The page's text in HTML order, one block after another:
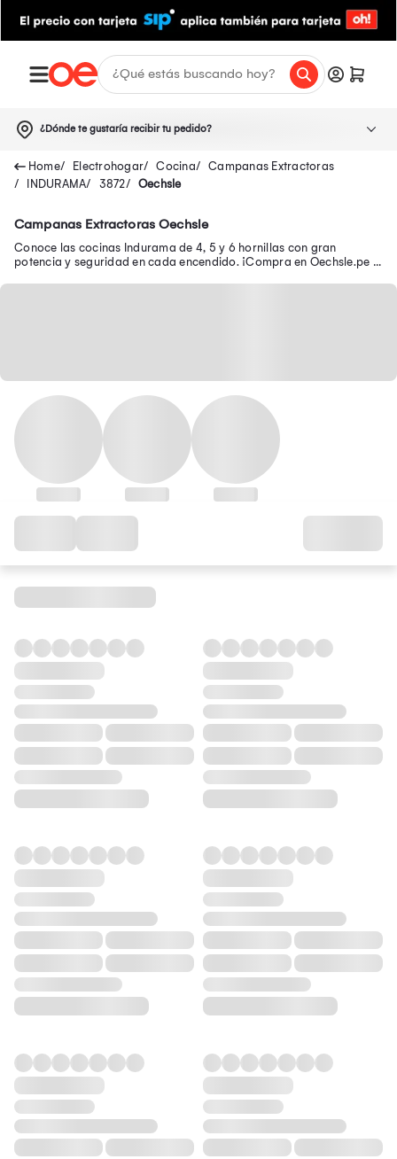
¿Dónde te gustaría recibir tu pedido?
Electrohogar Cocina
Campanas Extractoras
INDURAMA
3872 Oechsle
Campanas Extractoras Oechsle
Conoce las cocinas Indurama de 4, 5 y 6 hornillas con gran
potencia y seguridad en cada encendido. ¡Compra en Oechsle.pe tu